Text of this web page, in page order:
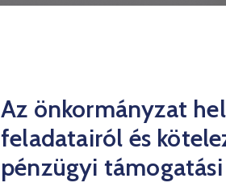
Az önkormányzat
feladatairól és
pénzügyi